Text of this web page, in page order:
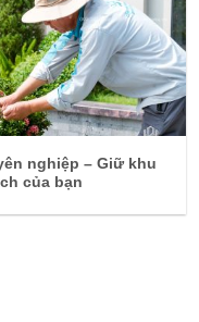
nghiệp – Giữ khu
của bạn